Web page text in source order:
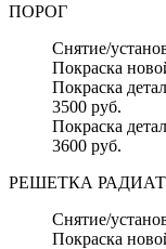
ПОРОГ
Снятие/
Покраска
Покраска
3500 руб.
Покраска
3600 руб.
РЕШЕТКА
Снятие/
Покраска